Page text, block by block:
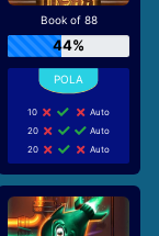
Book of 88
44%
10
Auto
20
Auto
20
Auto